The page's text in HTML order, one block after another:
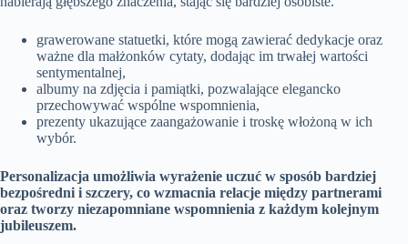
grawerowane statuetki, które mogą zawierać dedykacje oraz
ważne dla małżonków cytaty, dodając im trwałej wartości
sentymentalnej,
albumy na zdjęcia i pamiątki, pozwalające elegancko
przechowywać wspólne wspomnienia,
prezenty ukazujące zaangażowanie i troskę włożoną w ich
wybór.
Personalizacja umożliwia wyrażenie uczuć w sposób bardziej
bezpośredni i szczery, co wzmacnia relacje między partnerami
oraz tworzy niezapomniane wspomnienia z każdym kolejnym
jubileuszem.